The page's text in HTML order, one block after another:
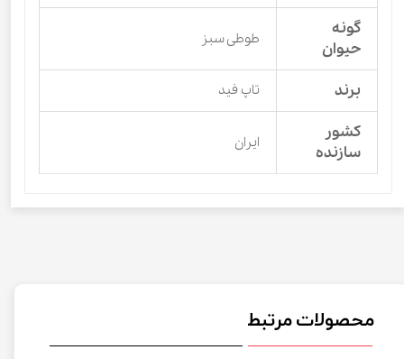
گونه
حیوان
طوطی سبز
برند تاپ فید
کشور
سازنده
ایران
محصولات مرتبط